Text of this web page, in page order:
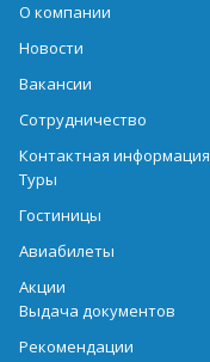
О компании
Новости
Вакансии
Сотрудничество
Контактная информация
Туры
Гостиницы
Авиабилеты
Акции
Выдача документов
Рекомендации